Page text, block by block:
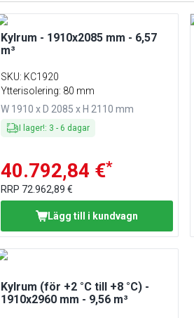
Kylrum - 1910x2085 mm - 6,57
m³
SKU: KC1920
Ytterisolering: 80 mm
W 1910 x D 2085 x H 2110 mm
I lager!: 3 - 6 dagar
40.792,84 €*
RRP 72.962,89 €
Lägg till i kundvagn
Kylrum (för +2 °C till +8 °C) -
1910x2960 mm - 9,56 m³